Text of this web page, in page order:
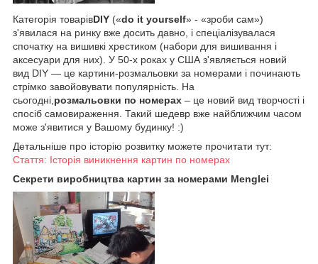
Категорія товарівDIY («do it yourself» - «зроби сам»)
з'явилася на ринку вже досить давно, і спеціалізувалася
спочатку на вишивкі хрестиком (набори для вишивання і
аксесуари для них). У 50-х роках у США з'являється новий
вид DIY — це картини-розмальовки за номерами і починають
стрімко завойовувати популярність. На
сьогодні,розмальовки по номерах – це новий вид творчості і
спосіб самовираження. Такий шедевр вже найближчим часом
може з'явитися у Вашому будинку! :)
Детальніше про історію розвитку можете прочитати тут:
Стаття: Історія виникнення картин по номерах
Секрети виробництва картин за номерами Menglei